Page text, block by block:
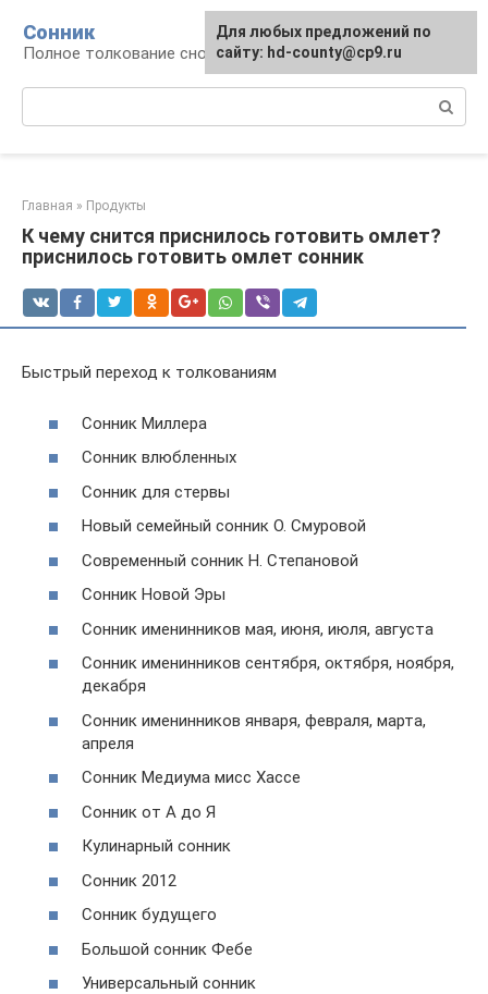
контенту
Сонник
Полное толкование снов
Главная » Продукты
К чему снится приснилось готовить омлет?
приснилось готовить омлет сонник
Быстрый переход к толкованиям
Сонник Миллера
Сонник влюбленных
Сонник для стервы
Новый семейный сонник О. Смуровой
Современный сонник Н. Степановой
Сонник Новой Эры
Сонник именинников мая, июня, июля, августа
Сонник именинников сентября, октября, ноября,
декабря
Сонник именинников января, февраля, марта,
апреля
Сонник Медиума мисс Хассе
Сонник от А до Я
Кулинарный сонник
Сонник 2012
Сонник будущего
Большой сонник Фебе
Универсальный сонник
Для любых предложений по
сайту: hd-county@cp9.ru